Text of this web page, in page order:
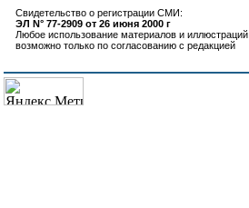
Свидетельство о регистрации СМИ:
ЭЛ N° 77-2909 от 26 июня 2000 г
Любое использование материалов и иллюстраций
возможно только по согласованию с редакцией